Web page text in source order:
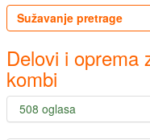
Sužavanje pretrage
Delovi i oprema
kombi
508 oglasa